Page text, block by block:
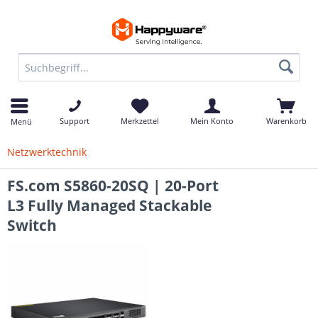
Menü Support Merkzettel Mein Konto Warenkorb
Netzwerktechnik
FS.com S5860-20SQ | 20-Port
L3 Fully Managed Stackable
Switch